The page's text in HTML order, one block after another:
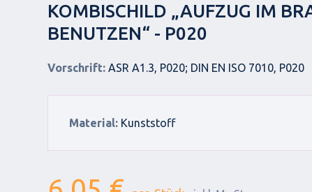
KOMBISCHILD „AUFZUG IM
BENUTZEN“ - P020
Vorschrift: ASR A1.3, P020; DIN EN ISO 7010, P020
Material: Kunststoff